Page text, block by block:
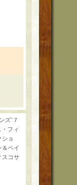
ズ’７
フィ
ョ
ペイ
スコサ